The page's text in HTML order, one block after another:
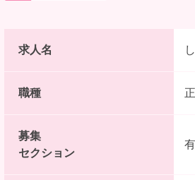
求人名
職種
募集
セクション